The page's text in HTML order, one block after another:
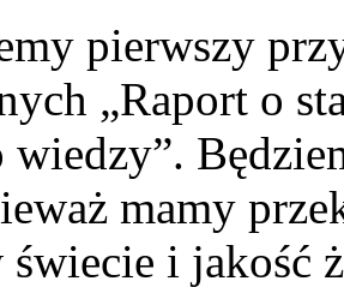
pierwszy
„Raport o
wiedzy”.
mamy
świecie i jakość